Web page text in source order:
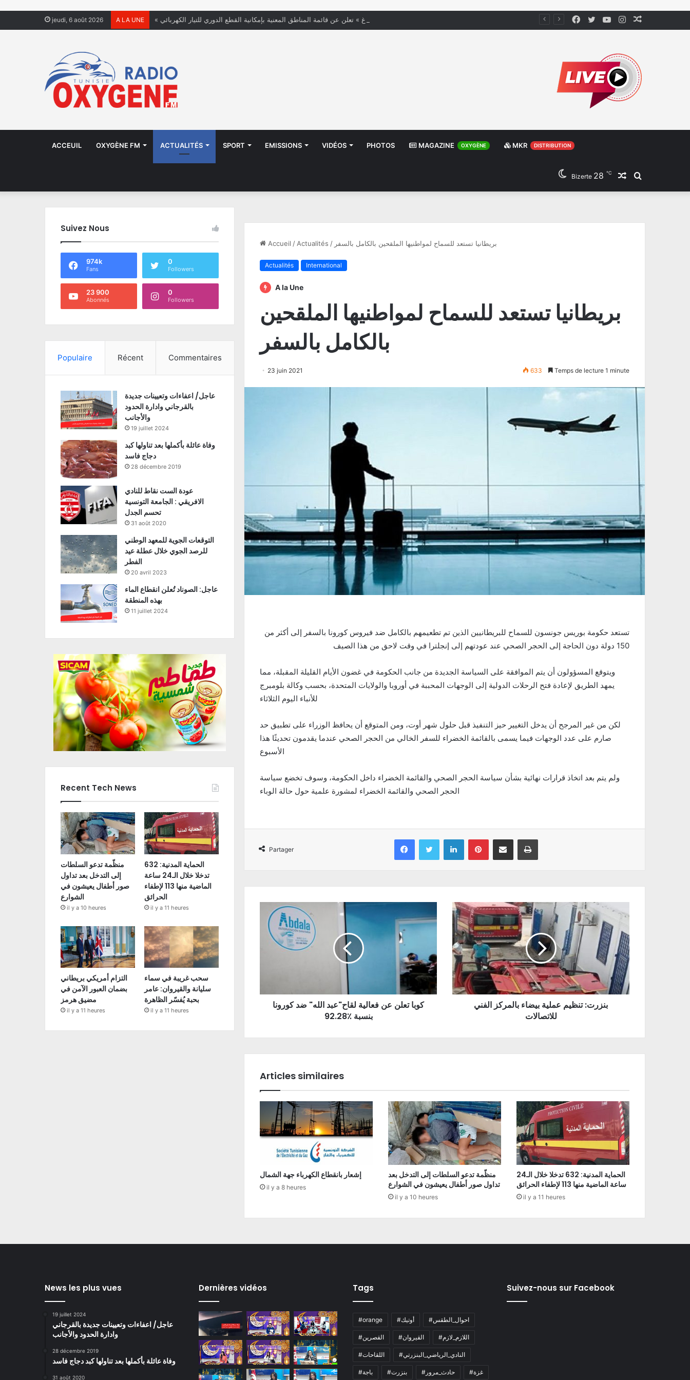
jeudi, 6 août 2026 A LA UNE « الستاغ » تعلن عن قائمة المناطق المعنية بإمكانية القطع الدوري للتيار الكهربائي Instagram
YouTube
Twitter
Facebook
ACCEUIL OXYGÈNE FM ACTUALITÉS SPORT EMISSIONS VIDÉOS PHOTOS MAGAZINE OXYGÈNE MKR DISTRIBUTION
Rechercher
Article
Bizerte 28 ℃
Accueil / Actualités / بريطانيا تستعد للسماح لمواطنيها الملقحين بالكامل بالسفر
Actualités International
A la Une
بريطانيا تستعد للسماح لمواطنيها الملقحين
بالكامل بالسفر
23 juin 2021 633 Temps de lecture 1 minute
تستعد حكومة بوريس جونسون للسماح للبريطانيين الذين تم تطعيمهم بالكامل ضد فيروس كورونا بالسفر إلى أكثر من
150 دولة دون الحاجة إلى الحجر الصحي عند عودتهم إلى إنجلترا في وقت لاحق من هذا الصيف
ويتوقع المسؤولون أن يتم الموافقة على السياسة الجديدة من جانب الحكومة في غضون الأيام القليلة المقبلة، مما
يمهد الطريق لإعادة فتح الرحلات الدولية إلى الوجهات المحببة في أوروبا والولايات المتحدة، بحسب وكالة بلومبرج
للأنباء اليوم الثلاثاء
لكن من غير المرجح أن يدخل التغيير حيز التنفيذ قبل حلول شهر أوت، ومن المتوقع أن يحافظ الوزراء على تطبيق حد
صارم على عدد الوجهات فيما يسمى بالقائمة الخضراء للسفر الخالي من الحجر الصحي عندما يقدمون تحديثًا هذا
الأسبوع
ولم يتم بعد اتخاذ قرارات نهائية بشأن سياسة الحجر الصحي والقائمة الخضراء داخل الحكومة، وسوف تخضع سياسة
الحجر الصحي والقائمة الخضراء لمشورة علمية حول حالة الوباء
Partager
Facebook Twitter Linkedin Pinterest Partager par email Imprimer
كوبا تعلن عن فعالية لقاح"عبد الله" ضد كورونا
بنسبة ٪92.28
بنزرت: تنظيم عملية بيضاء بالمركز الفني
للاتصالات
Articles similaires
إشعار بانقطاع الكهرباء جهة الشمال
il y a 8 heures
منظّمة تدعو السلطات إلى التدخل بعد
تداول صور أطفال يعيشون في الشوارع
il y a 10 heures
الحماية المدنية: 632 تدخلا خلال الـ24
ساعة الماضية منها 113 لإطفاء الحرائق
il y a 11 heures
Suivez Nous
974k
Fans
0
Followers
23 900
Abonnés
0
Followers
Populaire Récent Commentaires
عاجل/ اعفاءات وتعيينات جديدة
بالقرجاني وادارة الحدود
والأجانب
19 juillet 2024
وفاة عائلة بأكملها بعد تناولها كبد
دجاج فاسد
28 décembre 2019
عودة الست نقاط للنادي
الافريقي : الجامعة التونسية
تحسم الجدل
31 août 2020
التوقعات الجوية للمعهد الوطني
للرصد الجوي خلال عطلة عيد
الفطر
20 avril 2023
عاجل: الصوناد تُعلن انقطاع الماء
بهذه المنطقة
11 juillet 2024
Recent Tech News
منظّمة تدعو السلطات
إلى التدخل بعد تداول
صور أطفال يعيشون في
الشوارع
il y a 10 heures
الحماية المدنية: 632
تدخلا خلال الـ24 ساعة
الماضية منها 113 لإطفاء
الحرائق
il y a 11 heures
التزام أمريكي بريطاني
بضمان العبور الآمن في
مضيق هرمز
il y a 11 heures
سحب غريبة في سماء
سليانة والقيروان: عامر
بحبة يُفسّر الظاهرة
il y a 11 heures
News les plus vues
19 juillet 2024
عاجل/ اعفاءات وتعيينات جديدة بالقرجاني
وادارة الحدود والأجانب
28 décembre 2019
وفاة عائلة بأكملها بعد تناولها كبد دجاج فاسد
31 août 2020
Dernières vidéos Tags
#orange #أوتيك #احوال_الطقس
#القصرين #القيروان #اللازم_لازم
#اللقاحات #النادي_الرياضي_البنزرتي
#باجة #بنزرت #حادث_مرور #غزة
Suivez-nous sur Facebook